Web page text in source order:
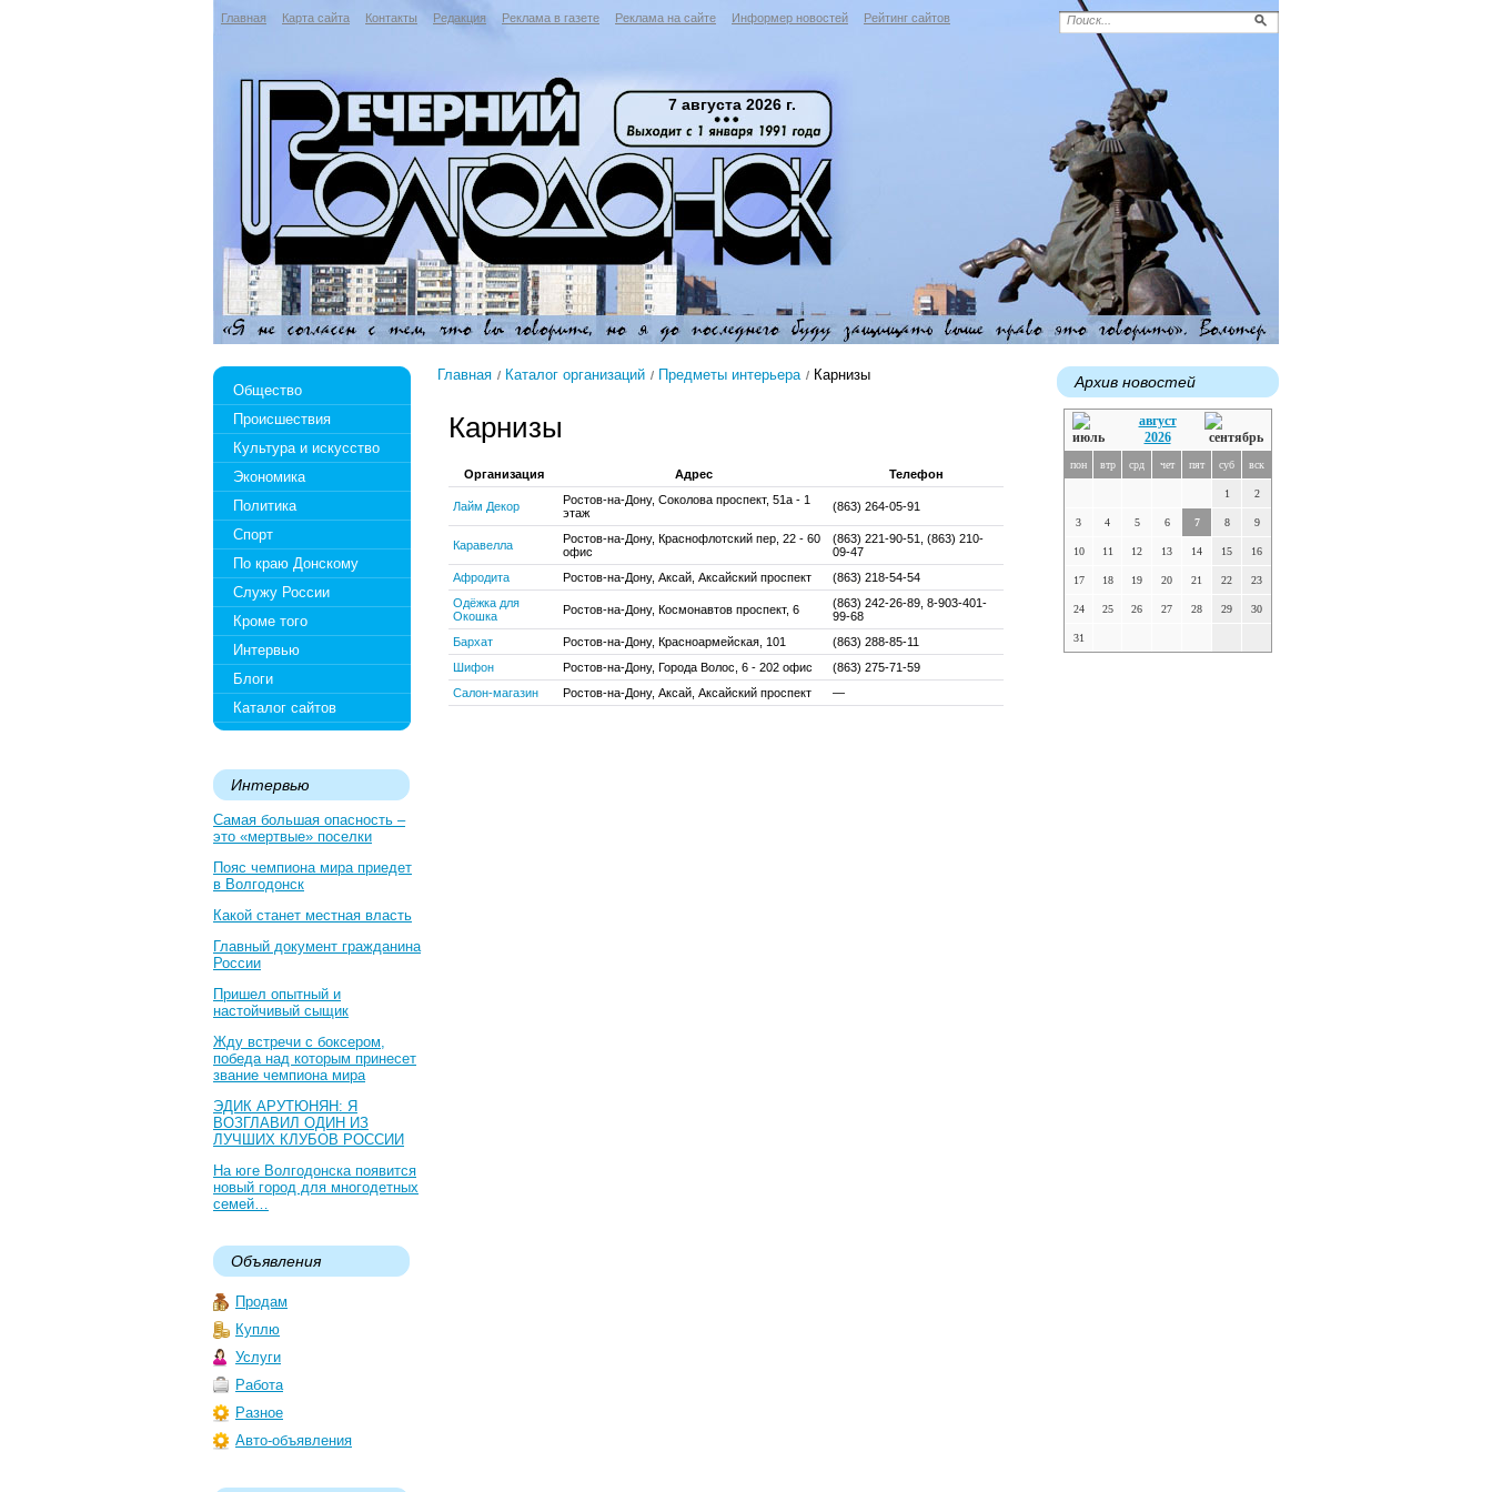
Главная Карта сайта Контакты Редакция Реклама в газете Реклама на сайте Информер новостей Рейтинг сайтов
7 августа 2026 г.
Общество
Происшествия
Культура и искусство
Экономика
Политика
Спорт
По краю Донскому
Служу России
Кроме того
Интервью
Блоги
Каталог сайтов
Интервью
Самая большая опасность –
это «мертвые» поселки
Пояс чемпиона мира приедет
в Волгодонск
Какой станет местная власть
Главный документ гражданина
России
Пришел опытный и
настойчивый сыщик
Жду встречи с боксером,
победа над которым принесет
звание чемпиона мира
ЭДИК АРУТЮНЯН: Я
ВОЗГЛАВИЛ ОДИН ИЗ
ЛУЧШИХ КЛУБОВ РОССИИ
На юге Волгодонска появится
новый город для многодетных
семей…
Объявления
Продам
Куплю
Услуги
Работа
Разное
Авто-объявления
Главная Каталог организаций Предметы интерьера Карнизы
Карнизы
Организация Адрес Телефон
Лайм Декор
Ростов-на-Дону, Соколова проспект, 51а - 1
этаж
(863) 264-05-91
Каравелла
Ростов-на-Дону, Краснофлотский пер, 22 - 60
офис
(863) 221-90-51, (863) 210-
09-47
Афродита
Ростов-на-Дону, Аксай, Аксайский проспект
(863) 218-54-54
Одёжка для
Окошка
Ростов-на-Дону, Космонавтов проспект, 6
(863) 242-26-89, 8-903-401-
99-68
Бархат
Ростов-на-Дону, Красноармейская, 101
(863) 288-85-11
Шифон
Ростов-на-Дону, Города Волос, 6 - 202 офис
(863) 275-71-59
Салон-магазин
Ростов-на-Дону, Аксай, Аксайский проспект —
Архив новостей
август
2026
пон втр срд чет пят суб вск
1 2
3 4 5 6 7 8 9
10 11 12 13 14 15 16
17 18 19 20 21 22 23
24 25 26 27 28 29 30
31